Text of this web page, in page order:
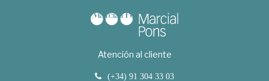
Atención al cliente
(+34) 91 304 33 03